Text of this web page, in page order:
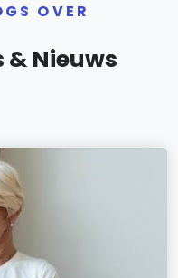
OVER
Nieuws